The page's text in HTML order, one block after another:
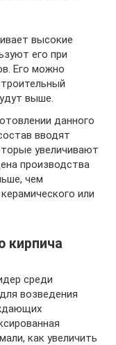
высокие
его при
Его можно
выше.
данного
вводят
увеличивают
производства
чем
или
кирпича
среди
возведения
как увеличить